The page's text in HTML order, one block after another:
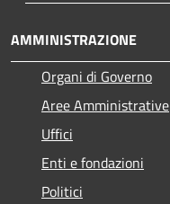
AMMINISTRAZIONE
Organi di Governo
Aree Amministrative
Uffici
Enti e fondazioni
Politici